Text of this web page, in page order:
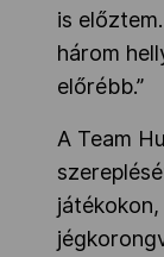
is
három
előrébb.”
A Team